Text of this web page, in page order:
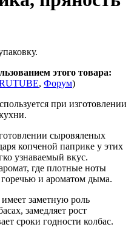
этого товара:
, Форум)
при изготовлении
сыровяленых
копченой паприке у этих
узнаваемый вкус.
где плотные ноты
и ароматом дыма.
заметную роль
замедляет рост
сроки годности колбас.